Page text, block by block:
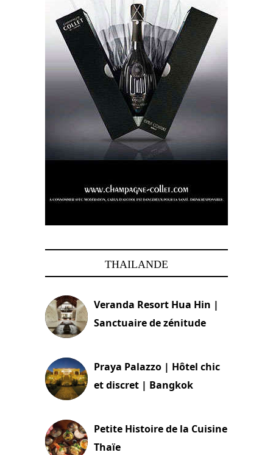
THAILANDE
Veranda Resort Hua Hin |
Sanctuaire de zénitude
Praya Palazzo | Hôtel chic
et discret | Bangkok
Petite Histoire de la Cuisine
Thaïe